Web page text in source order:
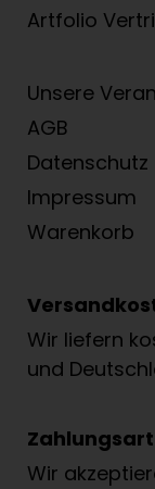
Artfolio
Unsere
AGB
Datenschutz
Impressum
Warenkorb
Wir liefern
und
Wir